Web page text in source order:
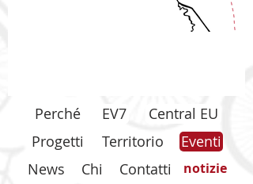
Perché EV7
Central EU
Progetti
Territorio
Eventi
News
Chi Contatti notizie